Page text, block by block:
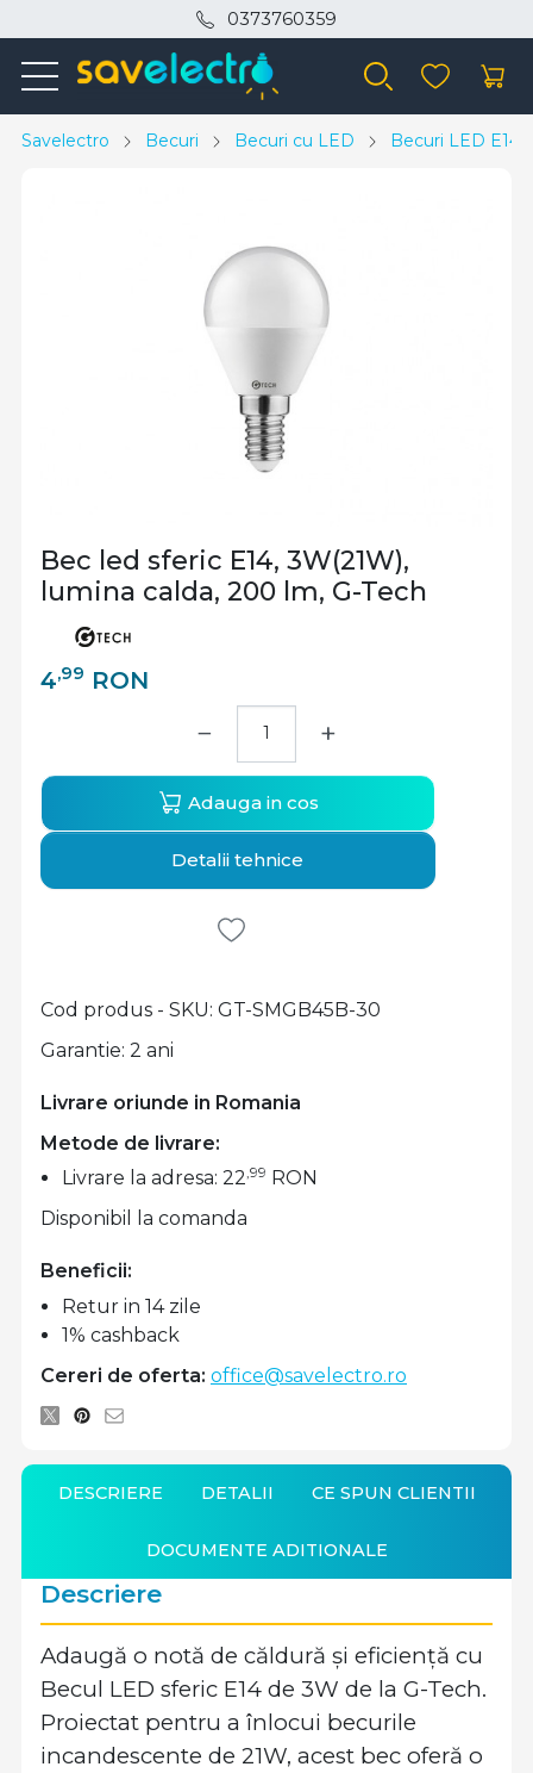
0373760359
Savelectro Becuri Becuri cu LED Becuri LED E14
Bec led sferic E14, 3W(21W),
lumina calda, 200 lm, G-Tech
4,99 RON
Livrare oriunde in Romania
Cod produs - SKU GT-SMGB45B-30
Metode de livrare:
Livrare la adresa: 22,99 RON
Disponibil la comanda
− +
Adauga in cos
Detalii tehnice
Garantie: 2 ani
Beneficii:
Retur in 14 zile
1% cashback
Cereri de oferta: office@savelectro.ro
DESCRIERE DETALII CE SPUN CLIENTII
DOCUMENTE ADITIONALE
Descriere
Adaugă o notă de căldură și eficiență cu
Becul LED sferic E14 de 3W de la G-Tech.
Proiectat pentru a înlocui becurile
incandescente de 21W, acest bec oferă o